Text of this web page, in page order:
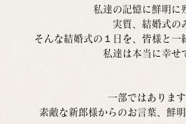
私達の記憶に鮮明に
実質、結婚式の
そんな結婚式の１日を、皆様と一
私達は本当に幸せ
一部ではあります
素敵な新郎様からのお言葉、鮮